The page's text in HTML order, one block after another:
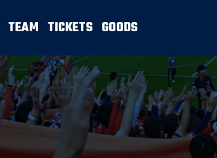
TEAM TICKETS GOODS